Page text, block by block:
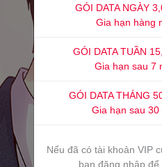
GÓI DATA NGÀY
Gia hạn hàng
GÓI DATA TUẦN
Gia hạn sau 7
GÓI DATA THÁNG
Gia hạn sau 30
Nếu đã có tài khoản VIP
bạn đăng nhập để